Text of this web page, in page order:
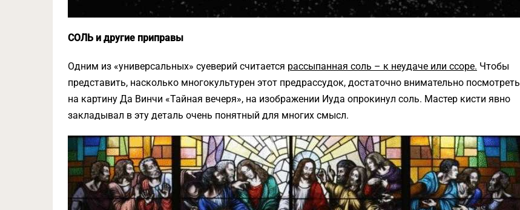
СОЛЬ и другие приправы
Одним из «универсальных» суеверий считается рассыпанная соль – к неудаче или ссоре. Чтобы
представить, насколько многокультурен этот предрассудок, достаточно внимательно посмотреть
на картину Да Винчи «Тайная вечеря», на изображении Иуда опрокинул соль. Мастер кисти явно
закладывал в эту деталь очень понятный для многих смысл.